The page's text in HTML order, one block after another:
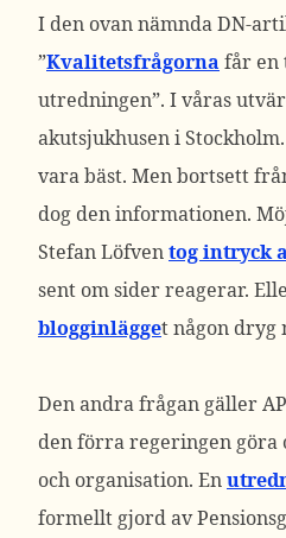
I den ovan nämnda DN-
”Kvalitetsfrågorna får en
utredningen”. I våras
akutsjukhusen i
vara bäst. Men bortsett
dog den informationen.
Stefan Löfventog intryck
sent om sider reagerar.
blogginlägget någon dryg
Den andra frågan gäller
den förra regeringen
och organisation. En
formellt gjord av